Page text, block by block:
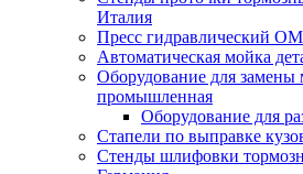
Италия
Пресс гидравлический
Автоматическая мойка
Оборудование для замены
промышленная
Оборудование для
Стапели по выправке
Стенды шлифовки